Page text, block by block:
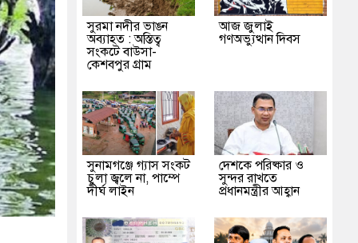
সুরমা নদীর ভাঙন
অব্যাহত : অস্তিত্ব
সংকটে বাউসা-
কেশবপুর গ্রাম
আজ জুলাই
গণঅভ্যুত্থান দিবস
সুনামগঞ্জে গ্যাস সংকট
চুলা জ্বলে না, পাম্পে
দীর্ঘ লাইন
দেশকে পরিষ্কার ও
সুন্দর রাখতে
প্রধানমন্ত্রীর আহ্বান